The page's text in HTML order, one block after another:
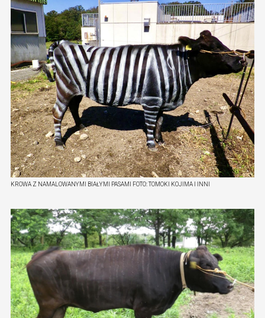
KROWA Z NAMALOWANYMI BIAŁYMI PASAMI FOTO:TOMOKI KOJIMA I INNI